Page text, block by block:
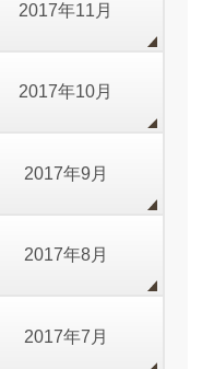
2017年11月
2017年10月
2017年9月
2017年8月
2017年7月